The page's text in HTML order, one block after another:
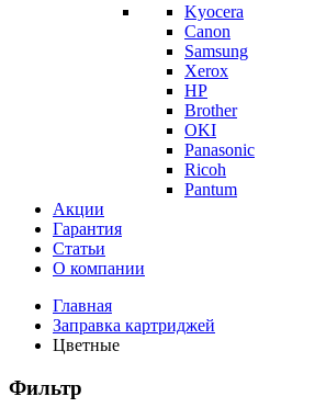
Kyocera
Canon
Samsung
Xerox
HP
Brother
OKI
Panasonic
Ricoh
Pantum
Акции
Гарантия
Статьи
О компании
Главная
Заправка картриджей
Цветные
Фильтр